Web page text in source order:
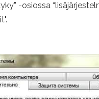
-osiossa